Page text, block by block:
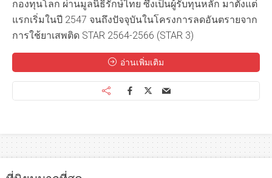
กองทุนโลก ผ่านมูลนิธิรักษ์ไทย ซึ่งเป็นผู้รับทุนหลัก มาตั้งแต่
แรกเริ่มในปี 2547 จนถึงปัจจุบันในโครงการลดอันตรายจาก
การใช้ยาเสพติด STAR 2564-2566 (STAR 3)
อ่านเพิ่มเติม